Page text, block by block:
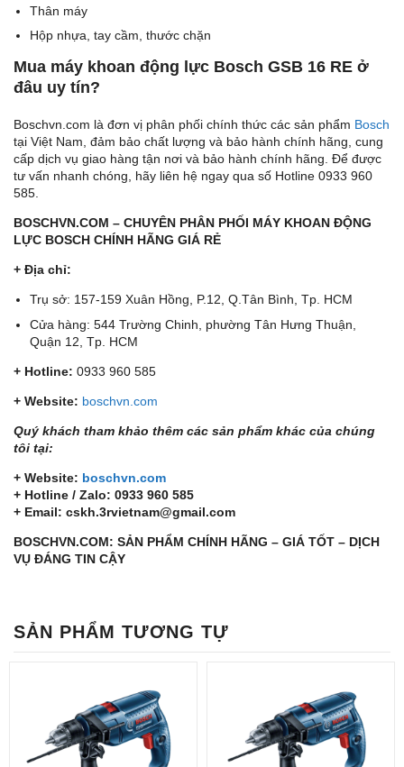
Thân máy
Hộp nhựa, tay cầm, thước chặn
Mua máy khoan động lực Bosch GSB 16 RE ở
đâu uy tín?
Boschvn.com là đơn vị phân phối chính thức các sản phẩm Bosch
tại Việt Nam, đảm bảo chất lượng và bảo hành chính hãng, cung
cấp dịch vụ giao hàng tận nơi và bảo hành chính hãng. Để được
tư vấn nhanh chóng, hãy liên hệ ngay qua số Hotline 0933 960
585.
BOSCHVN.COM – CHUYÊN PHÂN PHỐI MÁY KHOAN ĐỘNG
LỰC BOSCH CHÍNH HÃNG GIÁ RẺ
+ Địa chỉ:
Trụ sở: 157-159 Xuân Hồng, P.12, Q.Tân Bình, Tp. HCM
Cửa hàng: 544 Trường Chinh, phường Tân Hưng Thuận,
Quận 12, Tp. HCM
+ Hotline: 0933 960 585
+ Website: boschvn.com
Quý khách tham khảo thêm các sản phẩm khác của chúng
tôi tại:
+ Website: boschvn.com
+ Hotline / Zalo: 0933 960 585
+ Email: cskh.3rvietnam@gmail.com
BOSCHVN.COM: SẢN PHẨM CHÍNH HÃNG – GIÁ TỐT – DỊCH
VỤ ĐÁNG TIN CẬY
SẢN PHẨM TƯƠNG TỰ